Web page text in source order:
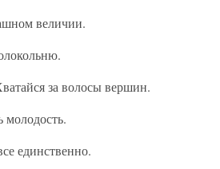
величии.
за волосы вершин.
единственно.